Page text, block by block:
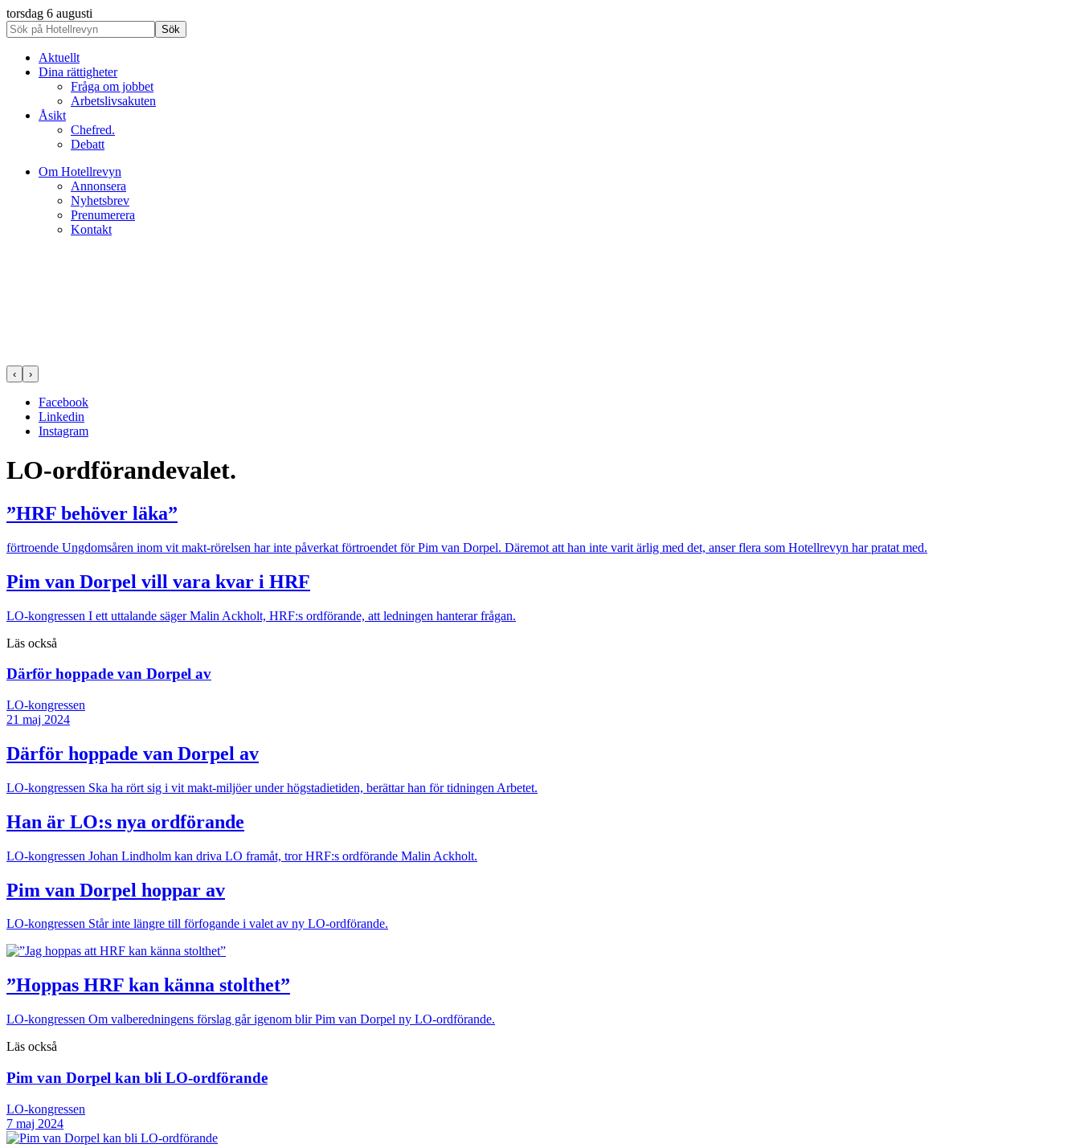
torsdag 6 augusti
Aktuellt
Dina rättigheter
Fråga om jobbet
Arbetslivsakuten
Åsikt
Chefred.
Debatt
Om Hotellrevyn
Annonsera
Nyhetsbrev
Prenumerera
Kontakt
‹ ›
Facebook
Linkedin
Instagram
LO-ordförandevalet.
”HRF behöver läka”
förtroende Ungdomsåren inom vit makt-rörelsen har inte påverkat förtroendet för Pim van Dorpel. Däremot att han inte varit ärlig med det, anser flera som Hotellrevyn har pratat med.
Pim van Dorpel vill vara kvar i HRF
LO-kongressen I ett uttalande säger Malin Ackholt, HRF:s ordförande, att ledningen hanterar frågan.
Läs också
Därför hoppade van Dorpel av
LO-kongressen
21 maj 2024
Därför hoppade van Dorpel av
LO-kongressen Ska ha rört sig i vit makt-miljöer under högstadietiden, berättar han för tidningen Arbetet.
Han är LO:s nya ordförande
LO-kongressen Johan Lindholm kan driva LO framåt, tror HRF:s ordförande Malin Ackholt.
Pim van Dorpel hoppar av
LO-kongressen Står inte längre till förfogande i valet av ny LO-ordförande.
”Hoppas HRF kan känna stolthet”
LO-kongressen Om valberedningens förslag går igenom blir Pim van Dorpel ny LO-ordförande.
Läs också
Pim van Dorpel kan bli LO-ordförande
LO-kongressen
7 maj 2024